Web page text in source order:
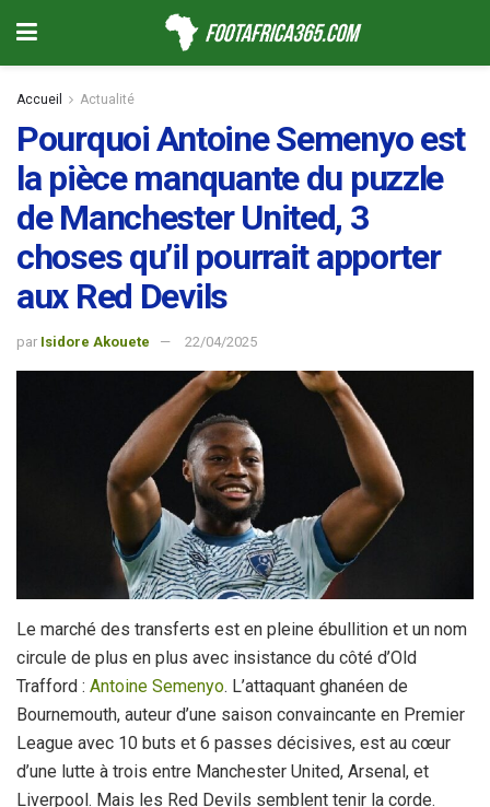
Accueil Actualité
Pourquoi Antoine Semenyo est
la pièce manquante du puzzle
de Manchester United, 3
choses qu’il pourrait apporter
aux Red Devils
par Isidore Akouete 22/04/2025
Le marché des transferts est en pleine ébullition et un nom
circule de plus en plus avec insistance du côté d’Old
Trafford : Antoine Semenyo. L’attaquant ghanéen de
Bournemouth, auteur d’une saison convaincante en Premier
League avec 10 buts et 6 passes décisives, est au cœur
d’une lutte à trois entre Manchester United, Arsenal, et
Liverpool. Mais les Red Devils semblent tenir la corde.